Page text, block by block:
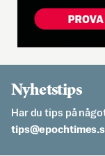
Nyhetstips
Har du tips på